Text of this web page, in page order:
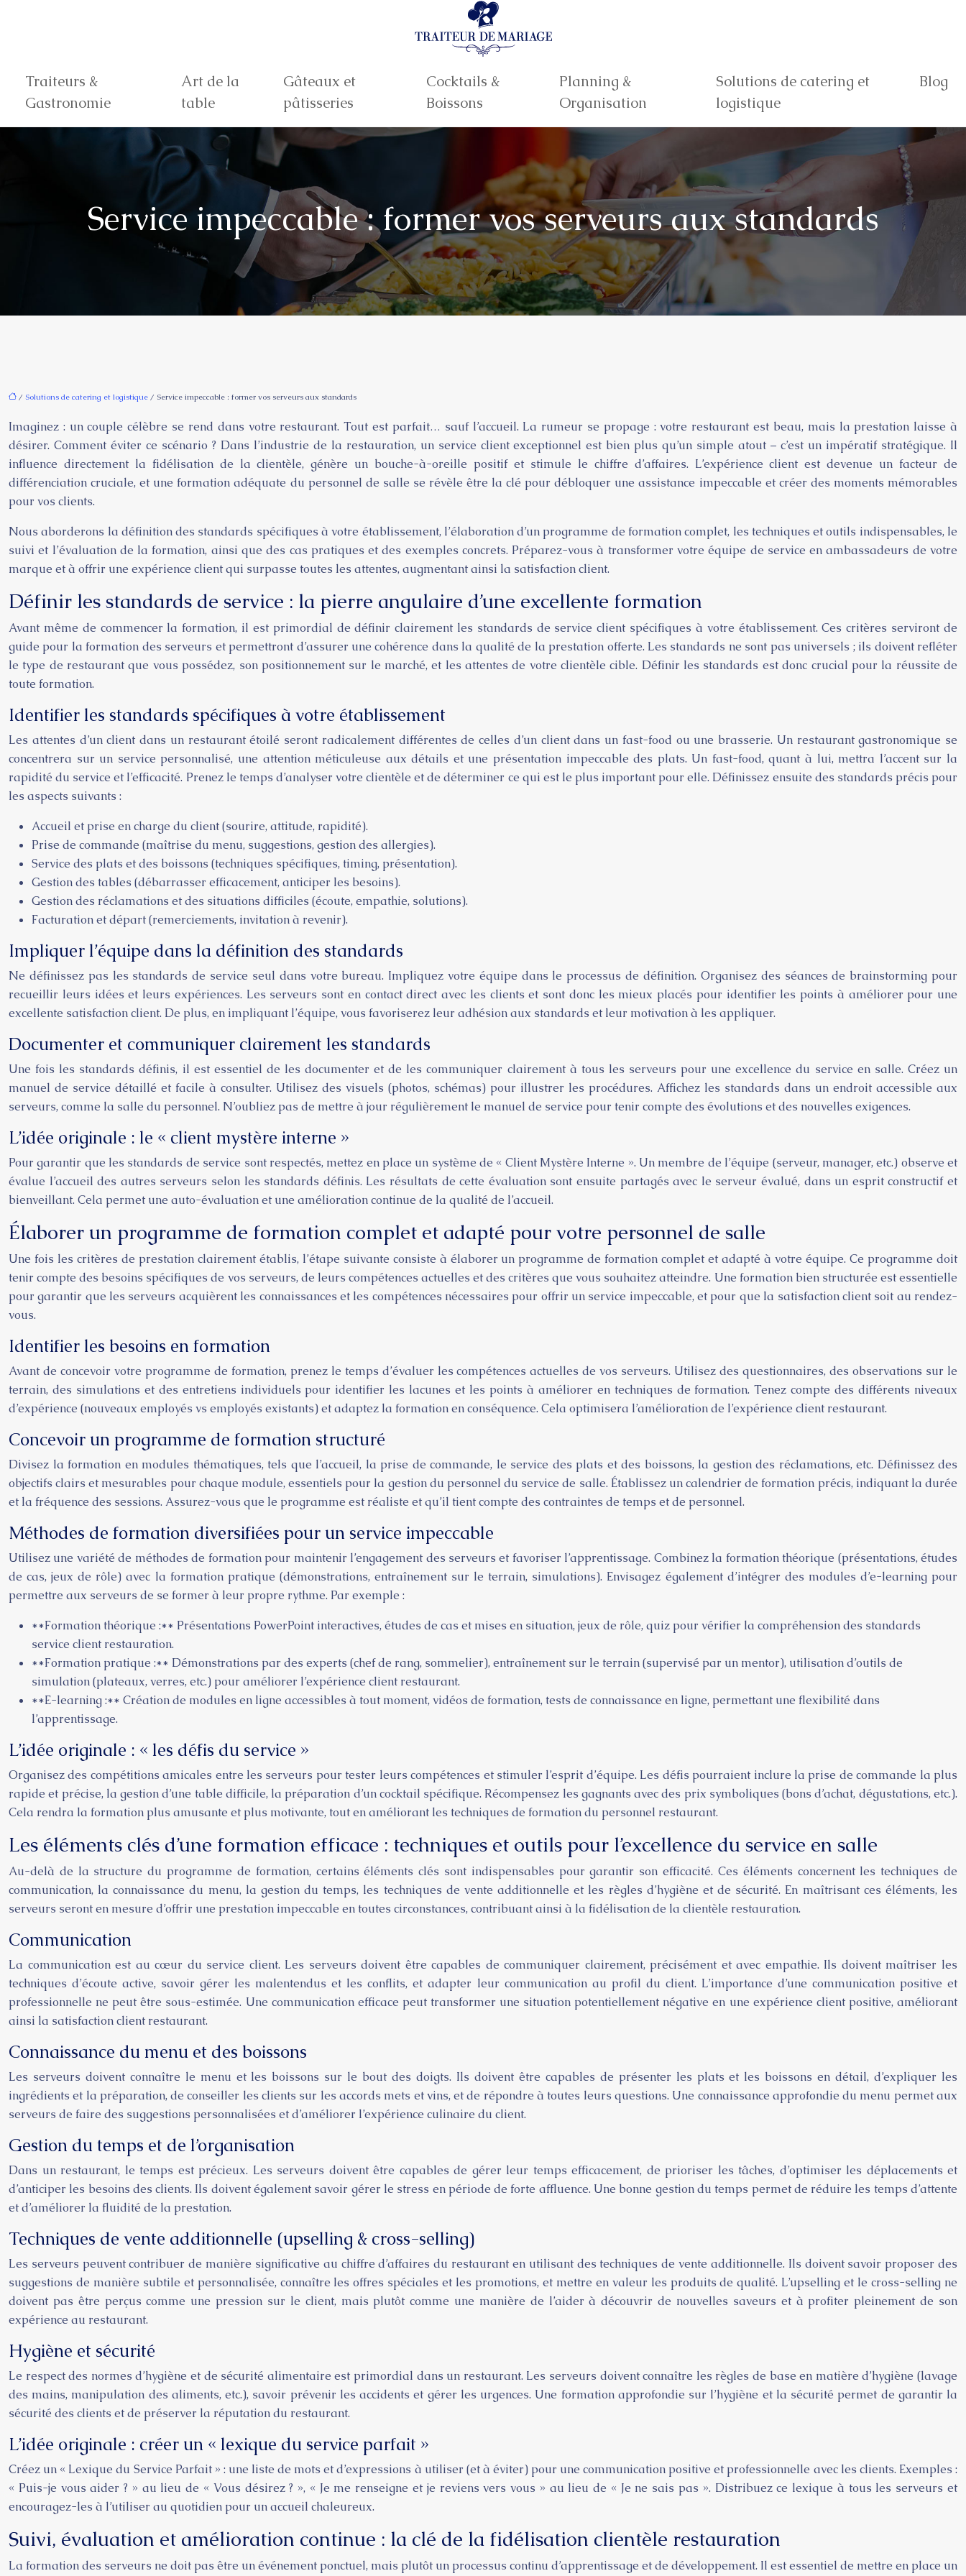
Traiteurs &
Gastronomie
Art de la
table
Gâteaux et
pâtisseries
Cocktails &
Boissons
Planning &
Organisation
Solutions de catering et
logistique
Blog
Service impeccable : former vos serveurs aux standards
/ Solutions de catering et logistique / Service impeccable : former vos serveurs aux standards
Imaginez : un couple célèbre se rend dans votre restaurant. Tout est parfait… sauf l’accueil. La rumeur se propage : votre restaurant est beau, mais la prestation laisse à
désirer. Comment éviter ce scénario ? Dans l’industrie de la restauration, un service client exceptionnel est bien plus qu’un simple atout – c’est un impératif stratégique. Il
influence directement la fidélisation de la clientèle, génère un bouche-à-oreille positif et stimule le chiffre d’affaires. L’expérience client est devenue un facteur de
différenciation cruciale, et une formation adéquate du personnel de salle se révèle être la clé pour débloquer une assistance impeccable et créer des moments mémorables
pour vos clients.
Nous aborderons la définition des standards spécifiques à votre établissement, l’élaboration d’un programme de formation complet, les techniques et outils indispensables, le
suivi et l’évaluation de la formation, ainsi que des cas pratiques et des exemples concrets. Préparez-vous à transformer votre équipe de service en ambassadeurs de votre
marque et à offrir une expérience client qui surpasse toutes les attentes, augmentant ainsi la satisfaction client.
Définir les standards de service : la pierre angulaire d’une excellente formation
Avant même de commencer la formation, il est primordial de définir clairement les standards de service client spécifiques à votre établissement. Ces critères serviront de
guide pour la formation des serveurs et permettront d’assurer une cohérence dans la qualité de la prestation offerte. Les standards ne sont pas universels ; ils doivent refléter
le type de restaurant que vous possédez, son positionnement sur le marché, et les attentes de votre clientèle cible. Définir les standards est donc crucial pour la réussite de
toute formation.
Identifier les standards spécifiques à votre établissement
Les attentes d’un client dans un restaurant étoilé seront radicalement différentes de celles d’un client dans un fast-food ou une brasserie. Un restaurant gastronomique se
concentrera sur un service personnalisé, une attention méticuleuse aux détails et une présentation impeccable des plats. Un fast-food, quant à lui, mettra l’accent sur la
rapidité du service et l’efficacité. Prenez le temps d’analyser votre clientèle et de déterminer ce qui est le plus important pour elle. Définissez ensuite des standards précis pour
les aspects suivants :
Accueil et prise en charge du client (sourire, attitude, rapidité).
Prise de commande (maîtrise du menu, suggestions, gestion des allergies).
Service des plats et des boissons (techniques spécifiques, timing, présentation).
Gestion des tables (débarrasser efficacement, anticiper les besoins).
Gestion des réclamations et des situations difficiles (écoute, empathie, solutions).
Facturation et départ (remerciements, invitation à revenir).
Impliquer l’équipe dans la définition des standards
Ne définissez pas les standards de service seul dans votre bureau. Impliquez votre équipe dans le processus de définition. Organisez des séances de brainstorming pour
recueillir leurs idées et leurs expériences. Les serveurs sont en contact direct avec les clients et sont donc les mieux placés pour identifier les points à améliorer pour une
excellente satisfaction client. De plus, en impliquant l’équipe, vous favoriserez leur adhésion aux standards et leur motivation à les appliquer.
Documenter et communiquer clairement les standards
Une fois les standards définis, il est essentiel de les documenter et de les communiquer clairement à tous les serveurs pour une excellence du service en salle. Créez un
manuel de service détaillé et facile à consulter. Utilisez des visuels (photos, schémas) pour illustrer les procédures. Affichez les standards dans un endroit accessible aux
serveurs, comme la salle du personnel. N’oubliez pas de mettre à jour régulièrement le manuel de service pour tenir compte des évolutions et des nouvelles exigences.
L’idée originale : le « client mystère interne »
Pour garantir que les standards de service sont respectés, mettez en place un système de « Client Mystère Interne ». Un membre de l’équipe (serveur, manager, etc.) observe et
évalue l’accueil des autres serveurs selon les standards définis. Les résultats de cette évaluation sont ensuite partagés avec le serveur évalué, dans un esprit constructif et
bienveillant. Cela permet une auto-évaluation et une amélioration continue de la qualité de l’accueil.
Élaborer un programme de formation complet et adapté pour votre personnel de salle
Une fois les critères de prestation clairement établis, l’étape suivante consiste à élaborer un programme de formation complet et adapté à votre équipe. Ce programme doit
tenir compte des besoins spécifiques de vos serveurs, de leurs compétences actuelles et des critères que vous souhaitez atteindre. Une formation bien structurée est essentielle
pour garantir que les serveurs acquièrent les connaissances et les compétences nécessaires pour offrir un service impeccable, et pour que la satisfaction client soit au rendez-
vous.
Identifier les besoins en formation
Avant de concevoir votre programme de formation, prenez le temps d’évaluer les compétences actuelles de vos serveurs. Utilisez des questionnaires, des observations sur le
terrain, des simulations et des entretiens individuels pour identifier les lacunes et les points à améliorer en techniques de formation. Tenez compte des différents niveaux
d’expérience (nouveaux employés vs employés existants) et adaptez la formation en conséquence. Cela optimisera l’amélioration de l’expérience client restaurant.
Concevoir un programme de formation structuré
Divisez la formation en modules thématiques, tels que l’accueil, la prise de commande, le service des plats et des boissons, la gestion des réclamations, etc. Définissez des
objectifs clairs et mesurables pour chaque module, essentiels pour la gestion du personnel du service de salle. Établissez un calendrier de formation précis, indiquant la durée
et la fréquence des sessions. Assurez-vous que le programme est réaliste et qu’il tient compte des contraintes de temps et de personnel.
Méthodes de formation diversifiées pour un service impeccable
Utilisez une variété de méthodes de formation pour maintenir l’engagement des serveurs et favoriser l’apprentissage. Combinez la formation théorique (présentations, études
de cas, jeux de rôle) avec la formation pratique (démonstrations, entraînement sur le terrain, simulations). Envisagez également d’intégrer des modules d’e-learning pour
permettre aux serveurs de se former à leur propre rythme. Par exemple :
**Formation théorique :** Présentations PowerPoint interactives, études de cas et mises en situation, jeux de rôle, quiz pour vérifier la compréhension des standards
service client restauration.
**Formation pratique :** Démonstrations par des experts (chef de rang, sommelier), entraînement sur le terrain (supervisé par un mentor), utilisation d’outils de
simulation (plateaux, verres, etc.) pour améliorer l’expérience client restaurant.
**E-learning :** Création de modules en ligne accessibles à tout moment, vidéos de formation, tests de connaissance en ligne, permettant une flexibilité dans
l’apprentissage.
L’idée originale : « les défis du service »
Organisez des compétitions amicales entre les serveurs pour tester leurs compétences et stimuler l’esprit d’équipe. Les défis pourraient inclure la prise de commande la plus
rapide et précise, la gestion d’une table difficile, la préparation d’un cocktail spécifique. Récompensez les gagnants avec des prix symboliques (bons d’achat, dégustations, etc.).
Cela rendra la formation plus amusante et plus motivante, tout en améliorant les techniques de formation du personnel restaurant.
Les éléments clés d’une formation efficace : techniques et outils pour l’excellence du service en salle
Au-delà de la structure du programme de formation, certains éléments clés sont indispensables pour garantir son efficacité. Ces éléments concernent les techniques de
communication, la connaissance du menu, la gestion du temps, les techniques de vente additionnelle et les règles d’hygiène et de sécurité. En maîtrisant ces éléments, les
serveurs seront en mesure d’offrir une prestation impeccable en toutes circonstances, contribuant ainsi à la fidélisation de la clientèle restauration.
Communication
La communication est au cœur du service client. Les serveurs doivent être capables de communiquer clairement, précisément et avec empathie. Ils doivent maîtriser les
techniques d’écoute active, savoir gérer les malentendus et les conflits, et adapter leur communication au profil du client. L’importance d’une communication positive et
professionnelle ne peut être sous-estimée. Une communication efficace peut transformer une situation potentiellement négative en une expérience client positive, améliorant
ainsi la satisfaction client restaurant.
Connaissance du menu et des boissons
Les serveurs doivent connaître le menu et les boissons sur le bout des doigts. Ils doivent être capables de présenter les plats et les boissons en détail, d’expliquer les
ingrédients et la préparation, de conseiller les clients sur les accords mets et vins, et de répondre à toutes leurs questions. Une connaissance approfondie du menu permet aux
serveurs de faire des suggestions personnalisées et d’améliorer l’expérience culinaire du client.
Gestion du temps et de l’organisation
Dans un restaurant, le temps est précieux. Les serveurs doivent être capables de gérer leur temps efficacement, de prioriser les tâches, d’optimiser les déplacements et
d’anticiper les besoins des clients. Ils doivent également savoir gérer le stress en période de forte affluence. Une bonne gestion du temps permet de réduire les temps d’attente
et d’améliorer la fluidité de la prestation.
Techniques de vente additionnelle (upselling & cross-selling)
Les serveurs peuvent contribuer de manière significative au chiffre d’affaires du restaurant en utilisant des techniques de vente additionnelle. Ils doivent savoir proposer des
suggestions de manière subtile et personnalisée, connaître les offres spéciales et les promotions, et mettre en valeur les produits de qualité. L’upselling et le cross-selling ne
doivent pas être perçus comme une pression sur le client, mais plutôt comme une manière de l’aider à découvrir de nouvelles saveurs et à profiter pleinement de son
expérience au restaurant.
Hygiène et sécurité
Le respect des normes d’hygiène et de sécurité alimentaire est primordial dans un restaurant. Les serveurs doivent connaître les règles de base en matière d’hygiène (lavage
des mains, manipulation des aliments, etc.), savoir prévenir les accidents et gérer les urgences. Une formation approfondie sur l’hygiène et la sécurité permet de garantir la
sécurité des clients et de préserver la réputation du restaurant.
L’idée originale : créer un « lexique du service parfait »
Créez un « Lexique du Service Parfait » : une liste de mots et d’expressions à utiliser (et à éviter) pour une communication positive et professionnelle avec les clients. Exemples :
« Puis-je vous aider ? » au lieu de « Vous désirez ? », « Je me renseigne et je reviens vers vous » au lieu de « Je ne sais pas ». Distribuez ce lexique à tous les serveurs et
encouragez-les à l’utiliser au quotidien pour un accueil chaleureux.
Suivi, évaluation et amélioration continue : la clé de la fidélisation clientèle restauration
La formation des serveurs ne doit pas être un événement ponctuel, mais plutôt un processus continu d’apprentissage et de développement. Il est essentiel de mettre en place un